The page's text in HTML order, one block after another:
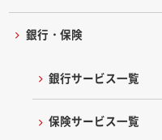
銀行・保険
銀行サービス一覧
保険サービス一覧